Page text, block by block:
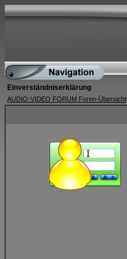
Einverständniserklärung
AUDIO-VIDEO FORUM Foren-Übersicht